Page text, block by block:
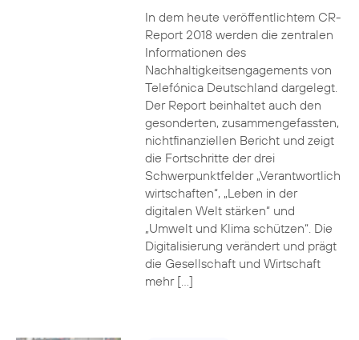
In dem heute veröffentlichtem CR-
Report 2018 werden die zentralen
Informationen des
Nachhaltigkeitsengagements von
Telefónica Deutschland dargelegt.
Der Report beinhaltet auch den
gesonderten, zusammengefassten,
nichtfinanziellen Bericht und zeigt
die Fortschritte der drei
Schwerpunktfelder „Verantwortlich
wirtschaften“, „Leben in der
digitalen Welt stärken“ und
„Umwelt und Klima schützen“. Die
Digitalisierung verändert und prägt
die Gesellschaft und Wirtschaft
mehr […]